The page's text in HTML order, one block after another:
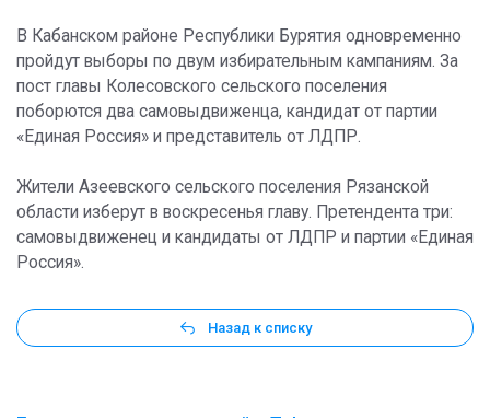
В Кабанском районе Республики Бурятия одновременно
пройдут выборы по двум избирательным кампаниям. За
пост главы Колесовского сельского поселения
поборются два самовыдвиженца, кандидат от партии
«Единая Россия» и представитель от ЛДПР.
Жители Азеевского сельского поселения Рязанской
области изберут в воскресенья главу. Претендента три:
самовыдвиженец и кандидаты от ЛДПР и партии «Единая
Россия».
Назад к списку